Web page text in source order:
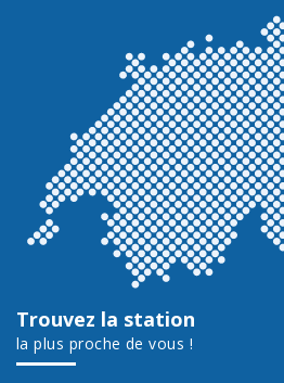
Trouvez la station
la plus proche de vous !